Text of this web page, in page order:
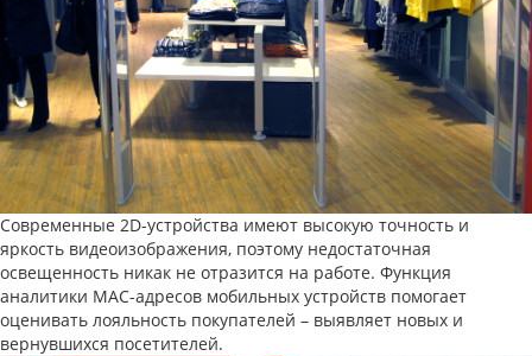
Современные 2D-устройства имеют высокую точность и
яркость видеоизображения, поэтому недостаточная
освещенность никак не отразится на работе. Функция
аналитики MAC-адресов мобильных устройств помогает
оценивать лояльность покупателей – выявляет новых и
вернувшихся посетителей.